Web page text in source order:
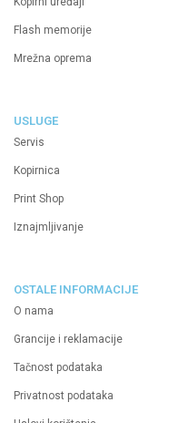
Flash memorije
Mrežna oprema
USLUGE
Servis
Kopirnica
Print Shop
Iznajmljivanje
OSTALE INFORMACIJE
O nama
Grancije i reklamacije
Tačnost podataka
Privatnost podataka